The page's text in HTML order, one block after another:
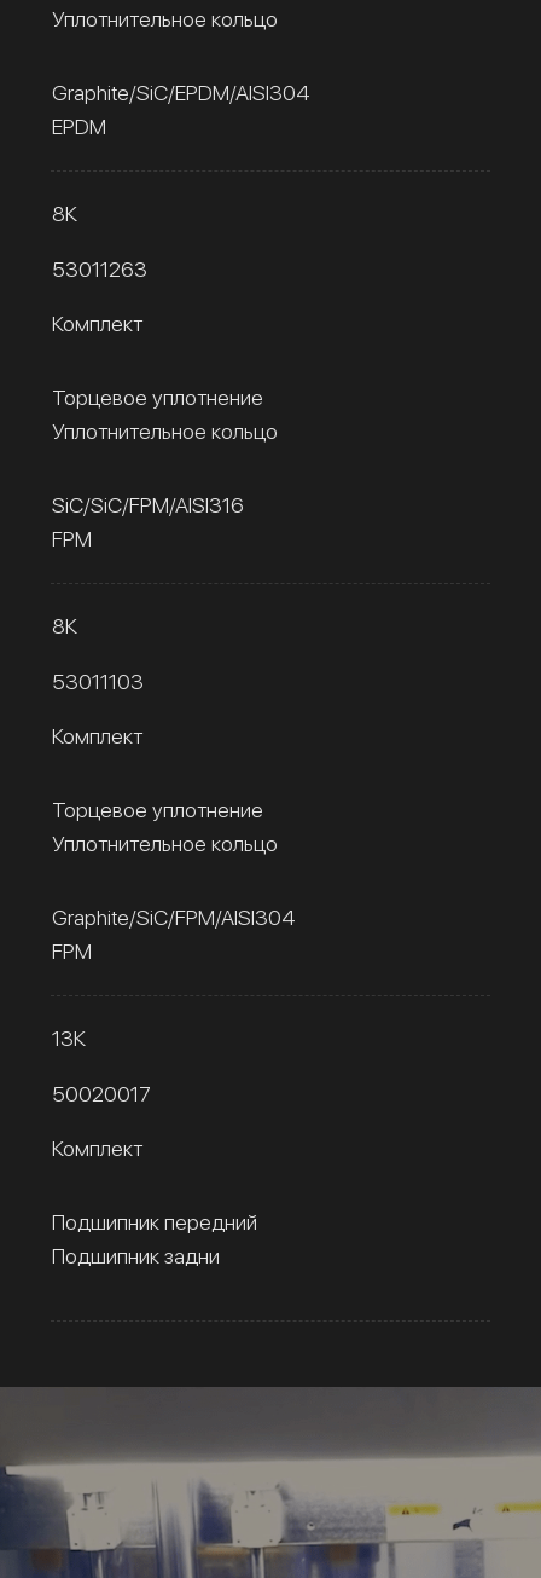
Уплотнительное кольцо
Graphite/SiC/EPDM/AISI304
EPDM
8К
53011263
Комплект
Торцевое уплотнение
Уплотнительное кольцо
SiC/SiC/FPM/AISI316
FPM
8К
53011103
Комплект
Торцевое уплотнение
Уплотнительное кольцо
Graphite/SiC/FPM/AISI304
FPM
13К
50020017
Комплект
Подшипник передний
Подшипник задни